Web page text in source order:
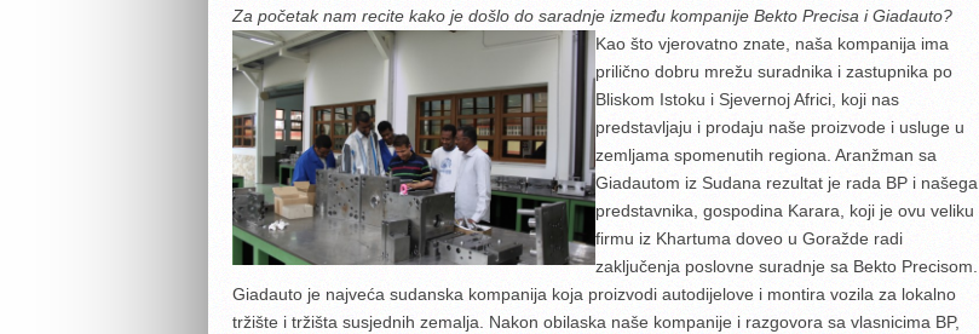
Za početak nam recite kako je došlo do saradnje između kompanije Bekto Precisa i Giadauto?
Kao što vjerovatno znate, naša kompanija ima
prilično dobru mrežu suradnika i zastupnika po
Bliskom Istoku i Sjevernoj Africi, koji nas
predstavljaju i prodaju naše proizvode i usluge u
zemljama spomenutih regiona. Aranžman sa
Giadautom iz Sudana rezultat je rada BP i našega
predstavnika, gospodina Karara, koji je ovu veliku
firmu iz Khartuma doveo u Goražde radi
zaključenja poslovne suradnje sa Bekto Precisom.
Giadauto je najveća sudanska kompanija koja proizvodi autodijelove i montira vozila za lokalno
tržište i tržišta susjednih zemalja. Nakon obilaska naše kompanije i razgovora sa vlasnicima BP,